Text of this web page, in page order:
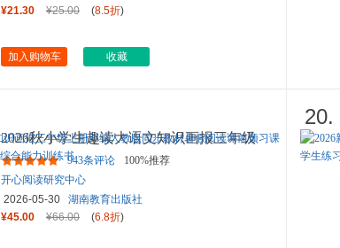
¥21.30
¥25.00 (8.5折)
加入购物车 收藏
2026秋小学生趣读大语文知识画报三年级
上册部编人教版同步教材暑
943条评论
100%推荐
开心阅读研究中心
2026-05-30
湖南教育出版社
¥45.00
¥66.00 (6.8折)
20.